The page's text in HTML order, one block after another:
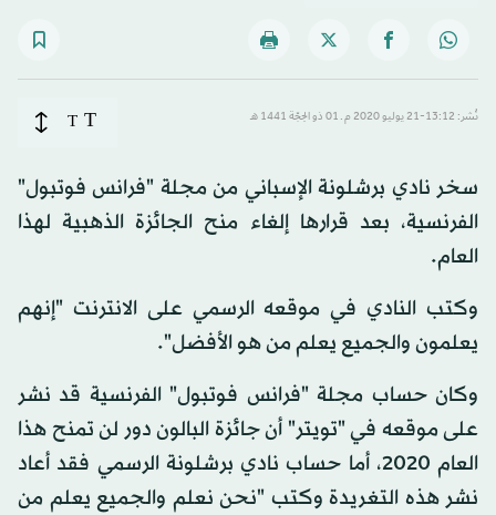
نُشر: 13:12-21 يوليو 2020 م ـ 01 ذو الحِجّة 1441 هـ T
T
سخر نادي برشلونة الإسباني من مجلة "فرانس فوتبول"
الفرنسية، بعد قرارها إلغاء منح الجائزة الذهبية لهذا
العام.
وكتب النادي في موقعه الرسمي على الانترنت "إنهم
يعلمون والجميع يعلم من هو الأفضل".
وكان حساب مجلة "فرانس فوتبول" الفرنسية قد نشر
على موقعه في "تويتر" أن جائزة البالون دور لن تمنح هذا
العام 2020، أما حساب نادي برشلونة الرسمي فقد أعاد
نشر هذه التغريدة وكتب "نحن نعلم والجميع يعلم من